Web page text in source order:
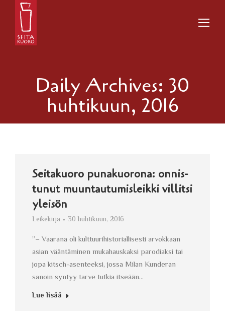
Daily Archives: 30
huhtikuun, 2016
Sei­ta­kuo­ro pu­na­kuo­ro­na: on­nis­
tu­nut muun­tau­tu­mis­leik­ki vil­lit­si
yleisön
Leikekirja 30 huhtikuun, 2016
”– Vaarana oli kulttuurihistoriallisesti arvokkaan
asian vääntäminen mukahauskaksi parodiaksi tai
jopa kitsch-asenteeksi, jossa Milan Kunderan
sanoin syntyy tarve tutkia itseään…
Lue lisää